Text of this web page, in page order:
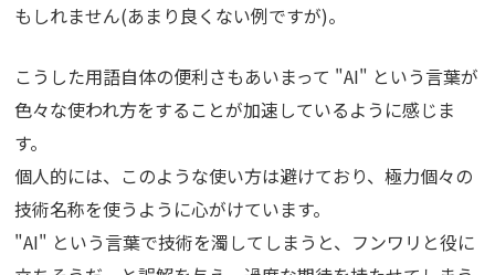
もしれません(あまり良くない例ですが)。
こうした用語自体の便利さもあいまって "AI" という言葉が
色々な使われ方をすることが加速しているように感じま
す。
個人的には、このような使い方は避けており、極力個々の
技術名称を使うように心がけています。
"AI" という言葉で技術を濁してしまうと、フンワリと役に